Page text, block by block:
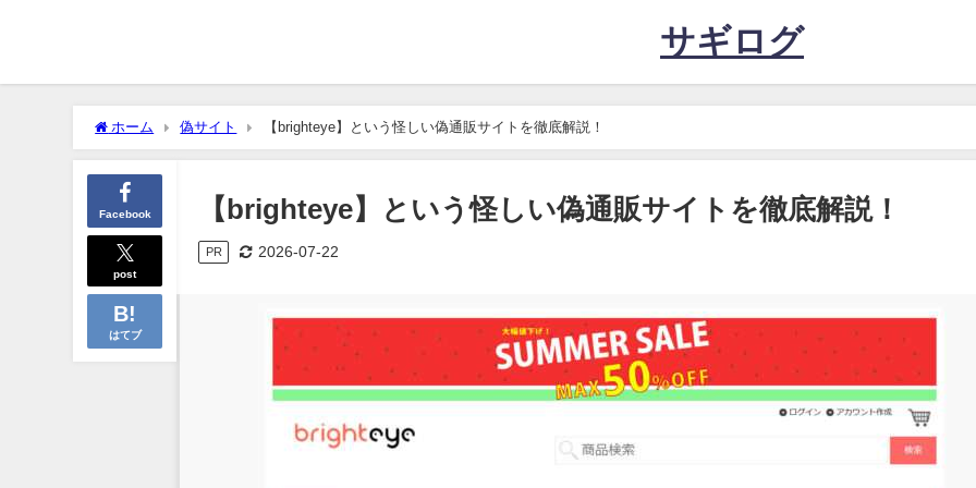
サギログ
ホーム 偽サイト 【brighteye】という怪しい偽通販サイトを徹底解説！
Facebook
post
はてブ
【brighteye】という怪しい偽通販サイトを徹底解説！
PR 2026-07-22